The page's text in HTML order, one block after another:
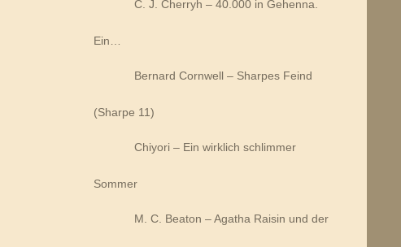
C. J. Cherryh – 40.000 in Gehenna.
Ein…
Bernard Cornwell – Sharpes Feind
(Sharpe 11)
Chiyori – Ein wirklich schlimmer
Sommer
M. C. Beaton – Agatha Raisin und der